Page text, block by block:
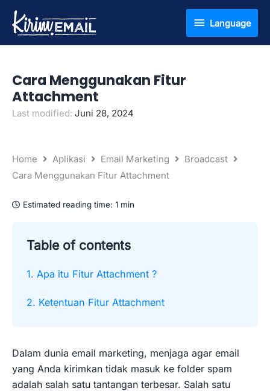
Language
Language
Cara Menggunakan Fitur
Attachment
Last modified: Juni 28, 2024
Home Aplikasi Email Marketing
Broadcast
Cara Menggunakan Fitur Attachment
Estimated reading time: 1 min
Table of contents
1. Apa itu Fitur Attachment ?
2. Ketentuan Fitur Attachment
Dalam dunia email marketing, menjaga agar email
yang Anda kirimkan tidak masuk ke folder spam
adalah salah satu tantangan terbesar. Salah satu